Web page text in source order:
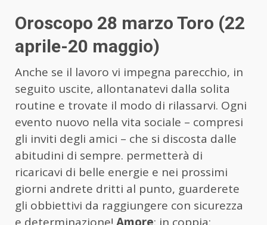
Oroscopo 28 marzo Toro (22
aprile-20 maggio)
Anche se il lavoro vi impegna parecchio, in
seguito uscite, allontanatevi dalla solita
routine e trovate il modo di rilassarvi. Ogni
evento nuovo nella vita sociale – compresi
gli inviti degli amici – che si discosta dalle
abitudini di sempre. permetterà di
ricaricavi di belle energie e nei prossimi
giorni andrete dritti al punto, guarderete
gli obbiettivi da raggiungere con sicurezza